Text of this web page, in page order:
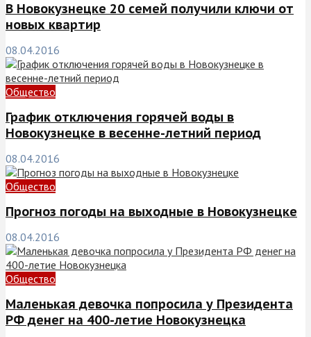
В Новокузнецке 20 семей получили ключи от
новых квартир
08.04.2016
Общество
График отключения горячей воды в
Новокузнецке в весенне-летний период
08.04.2016
Общество
Прогноз погоды на выходные в Новокузнецке
08.04.2016
Общество
Маленькая девочка попросила у Президента
РФ денег на 400-летие Новокузнецка